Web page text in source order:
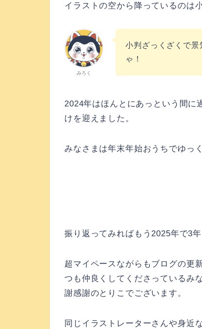
イラストの空から降っているのは
みろく
小判ざっくざくで景
ゃ！
2024年はほんとにあっという間に
けを迎えました。
みなさまは年末年始おうちでゆっ
振り返ってみればもう2025年で3年
超マイペースながらもブログの更
つも仲良くしてくださっているみ
謝感謝のとりこでございます。
同じイラストレーターさんや身近